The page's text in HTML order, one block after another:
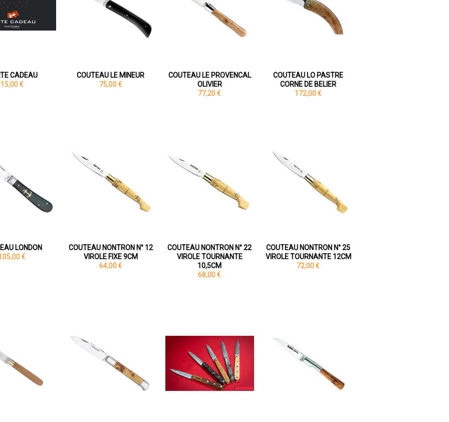
CADEAU
15,00 €
COUTEAU LE MINEUR
75,00 €
COUTEAU LE PROVENCAL
OLIVIER
77,20 €
COUTEAU LO PASTRE
CORNE DE BELIER
172,00 €
LONDON
€
COUTEAU NONTRON N° 12
VIROLE FIXE 9CM
64,00 €
COUTEAU NONTRON N° 22
VIROLE TOURNANTE
10,5CM
68,00 €
COUTEAU NONTRON N° 25
VIROLE TOURNANTE 12CM
72,00 €